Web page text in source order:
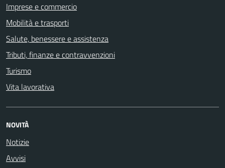
Imprese e commercio
Mobilità e trasporti
Salute, benessere e assistenza
Tributi, finanze e contravvenzioni
Turismo
Vita lavorativa
NOVITÀ
Notizie
Avvisi